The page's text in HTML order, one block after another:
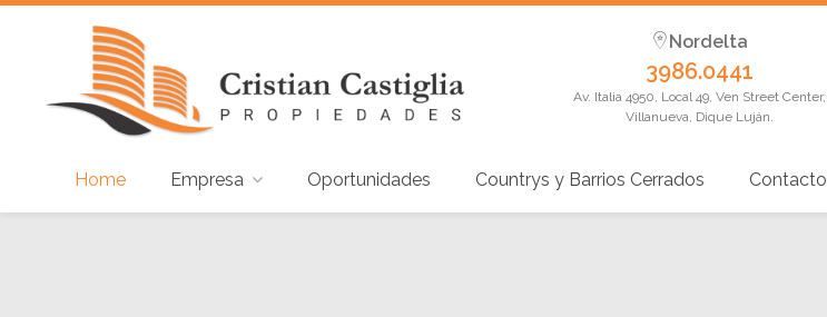
Nordelta
3986.0441
Av. Italia 4950, Local 49, Ven Street Center,
Villanueva, Dique Luján.
Home Empresa Oportunidades Countrys y Barrios Cerrados Contacto